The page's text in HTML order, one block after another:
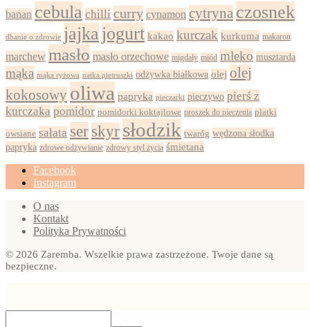
banan cebula chilli curry cynamon cytryna czosnek
dbanie o zdrowie jajka jogurt kakao kurczak kurkuma makaron
marchew masło masło orzechowe migdały miód mleko musztarda
mąka mąka ryżowa natka pietruszki odżywka białkowa olej olej
kokosowy oliwa papryka pieczarki pieczywo pierś z
kurczaka pomidor pomidorki koktajlowe proszek do pieczenia płatki
owsiane sałata ser skyr słodzik twaróg wędzona słodka
papryka zdrowe odżywianie zdrowy styl życia śmietana
Facebook
Instagram
O nas
Kontakt
Polityka Prywatności
© 2026 Zaremba. Wszelkie prawa zastrzeżone. Twoje dane są
bezpieczne.